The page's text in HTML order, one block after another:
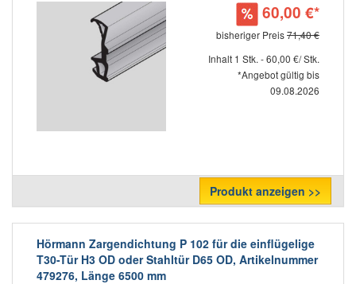
60,00 €*
bisheriger Preis71,40 €
Inhalt 1 Stk. - 60,00 €/ Stk.
*Angebot gültig bis
09.08.2026
Produkt anzeigen >>
Hörmann Zargendichtung P 102 für die einflügelige
T30-Tür H3 OD oder Stahltür D65 OD, Artikelnummer
479276, Länge 6500 mm